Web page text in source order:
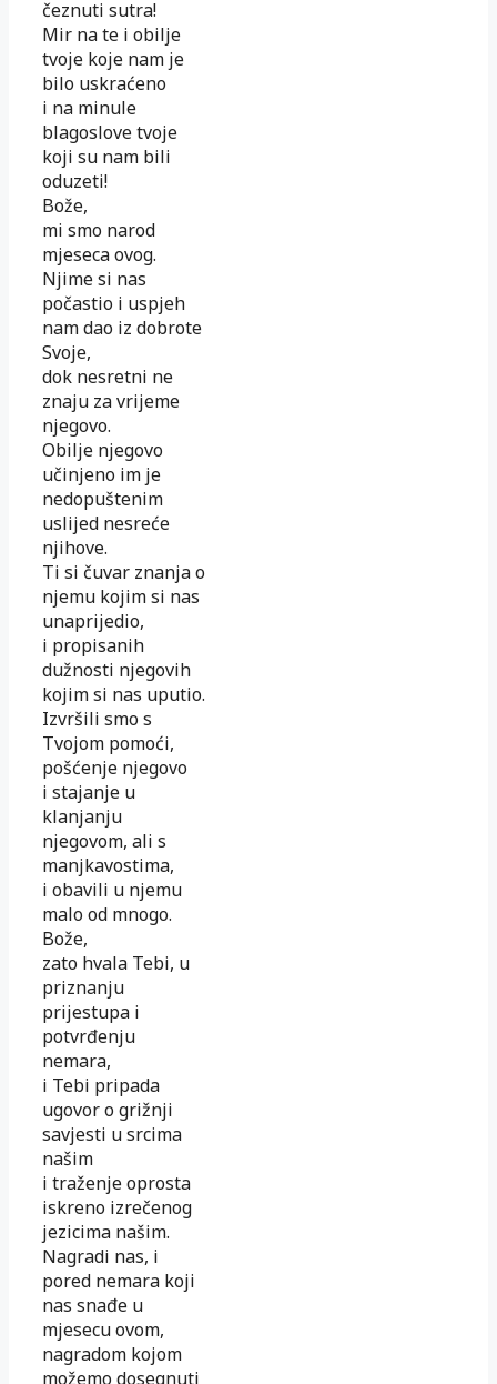
čeznuti sutra!
Mir na te i obilje
tvoje koje nam je
bilo uskraćeno
i na minule
blagoslove tvoje
koji su nam bili
oduzeti!
Bože,
mi smo narod
mjeseca ovog.
Njime si nas
počastio i uspjeh
nam dao iz dobrote
Svoje,
dok nesretni ne
znaju za vrijeme
njegovo.
Obilje njegovo
učinjeno im je
nedopuštenim
uslijed nesreće
njihove.
Ti si čuvar znanja o
njemu kojim si nas
unaprijedio,
i propisanih
dužnosti njegovih
kojim si nas uputio.
Izvršili smo s
Tvojom pomoći,
pošćenje njegovo
i stajanje u
klanjanju
njegovom, ali s
manjkavostima,
i obavili u njemu
malo od mnogo.
Bože,
zato hvala Tebi, u
priznanju
prijestupa i
potvrđenju
nemara,
i Tebi pripada
ugovor o grižnji
savjesti u srcima
našim
i traženje oprosta
iskreno izrečenog
jezicima našim.
Nagradi nas, i
pored nemara koji
nas snađe u
mjesecu ovom,
nagradom kojom
možemo dosegnuti